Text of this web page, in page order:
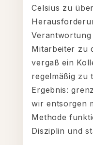
Celsius zu
Mitarbeiter zu
vergaß ein
regelmäßig zu
Ergebnis:
wir entsorgen
Methode
Disziplin und